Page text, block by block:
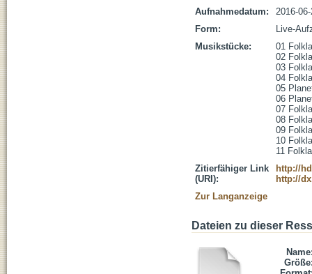
Aufnahmedatum:
2016-
Form:
Live-
Musikstücke:
01
02
03
04
05
06
07
08
09
10
11
Zitierfähiger Link
(URI):
http://
http://
Zur Langanzeige
Dateien zu dieser